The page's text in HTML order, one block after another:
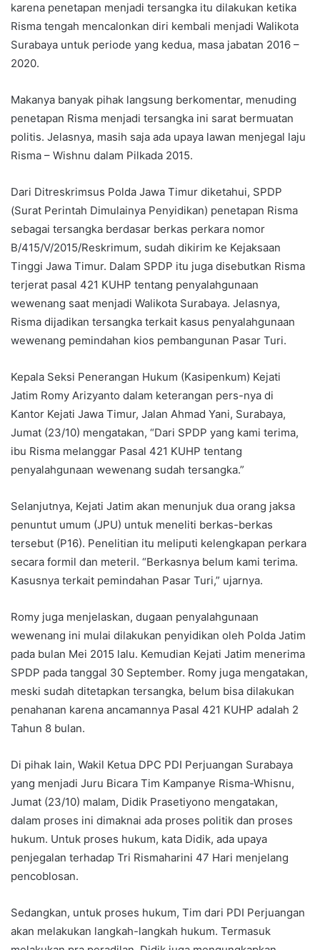
karena penetapan menjadi tersangka itu dilakukan ketika
Risma tengah mencalonkan diri kembali menjadi Walikota
Surabaya untuk periode yang kedua, masa jabatan 2016 –
2020.
Makanya banyak pihak langsung berkomentar, menuding
penetapan Risma menjadi tersangka ini sarat bermuatan
politis. Jelasnya, masih saja ada upaya lawan menjegal laju
Risma – Wishnu dalam Pilkada 2015.
Dari Ditreskrimsus Polda Jawa Timur diketahui, SPDP
(Surat Perintah Dimulainya Penyidikan) penetapan Risma
sebagai tersangka berdasar berkas perkara nomor
B/415/V/2015/Reskrimum, sudah dikirim ke Kejaksaan
Tinggi Jawa Timur. Dalam SPDP itu juga disebutkan Risma
terjerat pasal 421 KUHP tentang penyalahgunaan
wewenang saat menjadi Walikota Surabaya. Jelasnya,
Risma dijadikan tersangka terkait kasus penyalahgunaan
wewenang pemindahan kios pembangunan Pasar Turi.
Kepala Seksi Penerangan Hukum (Kasipenkum) Kejati
Jatim Romy Arizyanto dalam keterangan pers-nya di
Kantor Kejati Jawa Timur, Jalan Ahmad Yani, Surabaya,
Jumat (23/10) mengatakan, “Dari SPDP yang kami terima,
ibu Risma melanggar Pasal 421 KUHP tentang
penyalahgunaan wewenang sudah tersangka.”
Selanjutnya, Kejati Jatim akan menunjuk dua orang jaksa
penuntut umum (JPU) untuk meneliti berkas-berkas
tersebut (P16). Penelitian itu meliputi kelengkapan perkara
secara formil dan meteril. “Berkasnya belum kami terima.
Kasusnya terkait pemindahan Pasar Turi,” ujarnya.
Romy juga menjelaskan, dugaan penyalahgunaan
wewenang ini mulai dilakukan penyidikan oleh Polda Jatim
pada bulan Mei 2015 lalu. Kemudian Kejati Jatim menerima
SPDP pada tanggal 30 September. Romy juga mengatakan,
meski sudah ditetapkan tersangka, belum bisa dilakukan
penahanan karena ancamannya Pasal 421 KUHP adalah 2
Tahun 8 bulan.
Di pihak lain, Wakil Ketua DPC PDI Perjuangan Surabaya
yang menjadi Juru Bicara Tim Kampanye Risma-Whisnu,
Jumat (23/10) malam, Didik Prasetiyono mengatakan,
dalam proses ini dimaknai ada proses politik dan proses
hukum. Untuk proses hukum, kata Didik, ada upaya
penjegalan terhadap Tri Rismaharini 47 Hari menjelang
pencoblosan.
Sedangkan, untuk proses hukum, Tim dari PDI Perjuangan
akan melakukan langkah-langkah hukum. Termasuk